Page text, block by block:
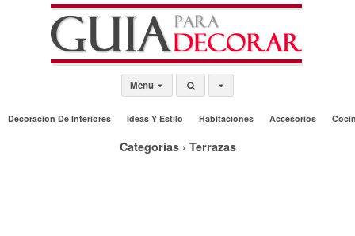
Menu
Decoracion De Interiores Ideas Y Estilo Habitaciones Accesorios
Categorías › Terrazas